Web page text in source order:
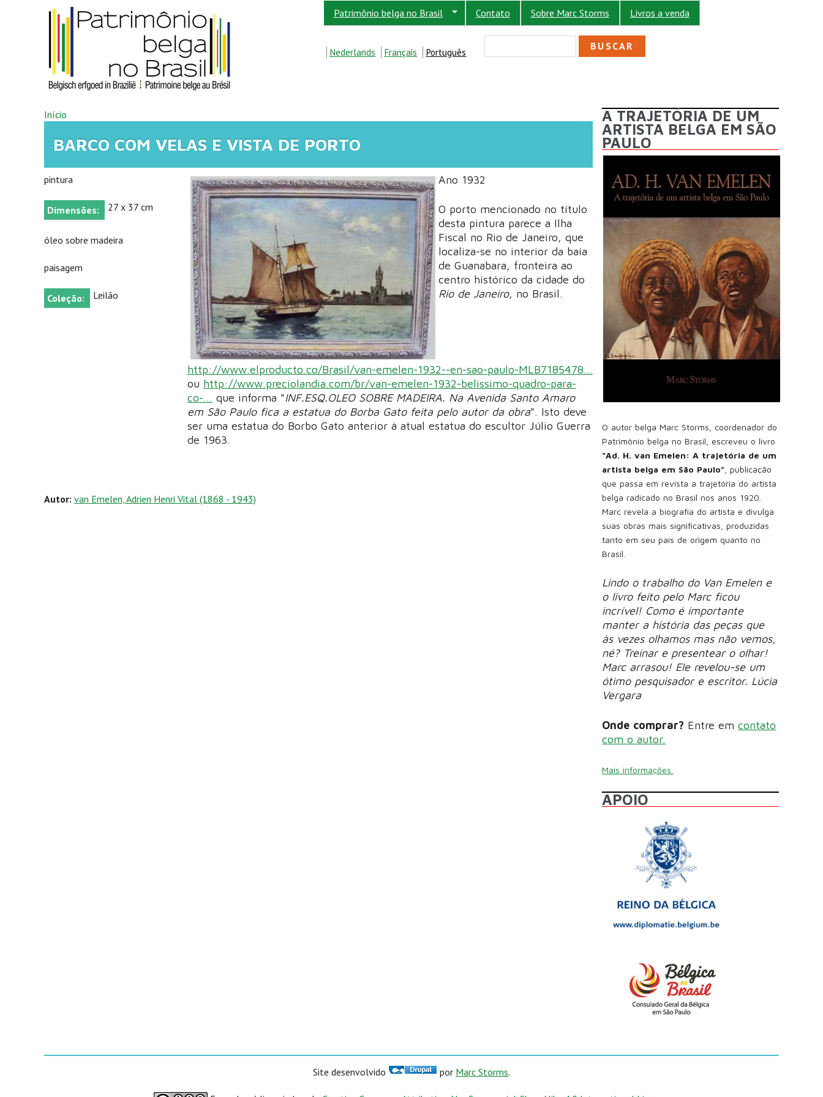
Pular para o conteúdo principal Patrimônio belga no Brasil Contato Sobre Marc Storms Livros a venda
Nederlands Français Português FORMULÁRIO DE BUSCA
VOCÊ ESTÁ AQUI
Início
BARCO COM VELAS E VISTA DE PORTO
pintura
Dimensões: 27 x 37 cm
óleo sobre madeira
paisagem
Coleção: Leilão
Ano 1932
O porto mencionado no título
desta pintura parece a Ilha
Fiscal no Rio de Janeiro, que
localiza-se no interior da baía
de Guanabara, fronteira ao
centro histórico da cidade do
Rio de Janeiro, no Brasil.
http://www.elproducto.co/Brasil/van-emelen-1932--en-sao-paulo-MLB7185478...
ou http://www.preciolandia.com/br/van-emelen-1932-belissimo-quadro-para-
co-... que informa "INF.ESQ.OLEO SOBRE MADEIRA. Na Avenida Santo Amaro
em São Paulo fica a estatua do Borba Gato feita pelo autor da obra". Isto deve
ser uma estatua do Borbo Gato anterior à atual estatua do escultor Júlio Guerra
de 1963.
Autor: van Emelen, Adrien Henri Vital (1868 - 1943)
A TRAJETÓRIA DE UM
ARTISTA BELGA EM SÃO
PAULO
O autor belga Marc Storms, coordenador do
Patrimônio belga no Brasil, escreveu o livro
“Ad. H. van Emelen: A trajetória de um
artista belga em São Paulo” , publicação
que passa em revista a trajetória do artista
belga radicado no Brasil nos anos 1920.
Marc revela a biografia do artista e divulga
suas obras mais significativas, produzidas
tanto em seu país de origem quanto no
Brasil.
Lindo o trabalho do Van Emelen e
o livro feito pelo Marc ficou
incrível! Como é importante
manter a história das peças que
às vezes olhamos mas não vemos,
né? Treinar e presentear o olhar!
Marc arrasou! Ele revelou-se um
ótimo pesquisador e escritor. Lúcia
Vergara
Onde comprar? Entre emcontato
com o autor.
Mais informações.
APOIO
Site desenvolvido por Marc Storms.